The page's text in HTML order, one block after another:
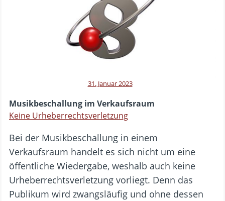
31. Januar 2023
Musikbeschallung im Verkaufsraum
Keine Urheberrechtsverletzung
Bei der Musikbeschallung in einem
Verkaufsraum handelt es sich nicht um eine
öffentliche Wiedergabe, weshalb auch keine
Urheberrechtsverletzung vorliegt. Denn das
Publikum wird zwangsläufig und ohne dessen